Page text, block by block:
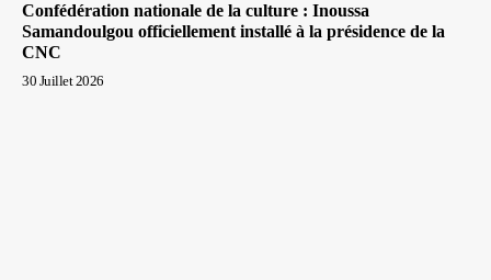
Confédération nationale de la culture : Inoussa
Samandoulgou officiellement installé à la présidence de la
CNC
30 Juillet 2026